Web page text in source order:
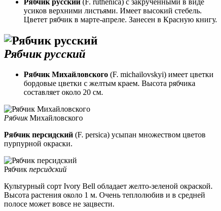
усиков верхними листьями. Имеет высокий стебель.
Цветет рябчик в марте-апреле. Занесен в Красную книгу.
Рябчик русский
Рябчик Михайловского (F. michailovskyi) имеет цветки
бордовые цветки с желтым краем. Высота рябчика
составляет около 20 см.
РябчикМихайловского
Рябчик персидский (F. persica) усыпан множеством цветов
пурпурной окраски.
Рябчик персидский
Культурный сорт Ivory Bell обладает желто-зеленой окраской.
Высота растения около 1 м. Очень теплолюбив и в средней
полосе может вовсе не зацвести.